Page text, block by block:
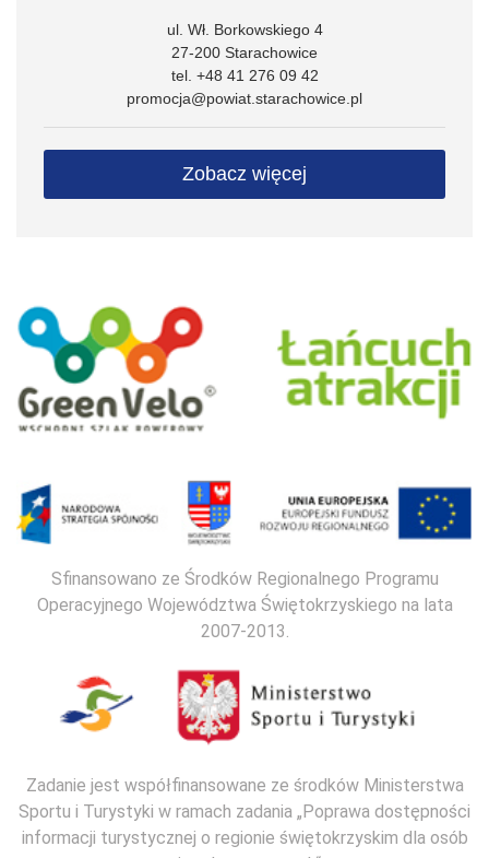
ul. Wł. Borkowskiego 4
27-200 Starachowice
tel. +48 41 276 09 42
promocja@powiat.starachowice.pl
Zobacz więcej
Sfinansowano ze Środków Regionalnego Programu
Operacyjnego Województwa Świętokrzyskiego na lata
2007-2013.
Zadanie jest współfinansowane ze środków Ministerstwa
Sportu i Turystyki w ramach zadania „Poprawa dostępności
informacji turystycznej o regionie świętokrzyskim dla osób